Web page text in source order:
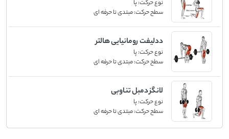
نوع حرکت:پا
سطح حرکت:مبتدی تا حرفه ای
ددلیفت رومانیایی هالتر
نوع حرکت:پا
سطح حرکت:مبتدی تا حرفه ای
لانگز دمبل تناوبی
نوع حرکت:پا
سطح حرکت:مبتدی تا حرفه ای